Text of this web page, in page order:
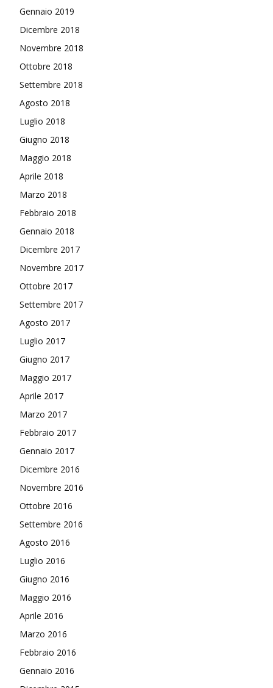
Gennaio 2019
Dicembre 2018
Novembre 2018
Ottobre 2018
Settembre 2018
Agosto 2018
Luglio 2018
Giugno 2018
Maggio 2018
Aprile 2018
Marzo 2018
Febbraio 2018
Gennaio 2018
Dicembre 2017
Novembre 2017
Ottobre 2017
Settembre 2017
Agosto 2017
Luglio 2017
Giugno 2017
Maggio 2017
Aprile 2017
Marzo 2017
Febbraio 2017
Gennaio 2017
Dicembre 2016
Novembre 2016
Ottobre 2016
Settembre 2016
Agosto 2016
Luglio 2016
Giugno 2016
Maggio 2016
Aprile 2016
Marzo 2016
Febbraio 2016
Gennaio 2016